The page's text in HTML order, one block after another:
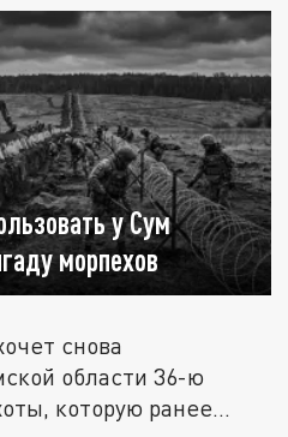
у Сум
морпехов
снова
области 36-ю
которую ранее...